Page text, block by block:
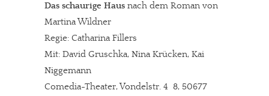
Das schaurige Haus nach dem Roman von
Martina Wildner
Regie: Catharina Fillers
Mit: David Gruschka, Nina Krücken, Kai
Niggemann
Comedia-Theater, Vondelstr. 4  8, 50677